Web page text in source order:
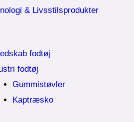
& Livsstilsprodukter
fodtøj
fodtøj
Gummistøvler
Kaptræsko